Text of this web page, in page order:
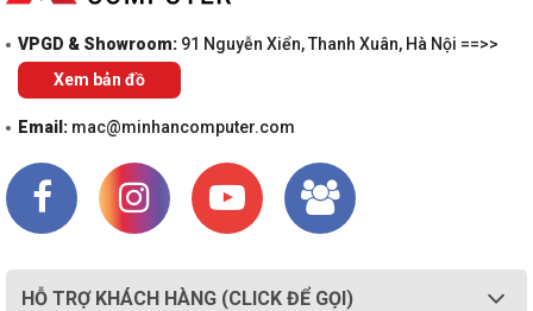
VPGD & Showroom: 91 Nguyễn Xiển, Thanh Xuân, Hà Nội ==>>
Xem bản đồ
Email: mac@minhancomputer.com
HỖ TRỢ KHÁCH HÀNG (CLICK ĐỂ GỌI)